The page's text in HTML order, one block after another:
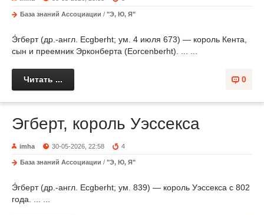
База знаний Ассоциации / "Э, Ю, Я"
Э́гберт (др.-англ. Ecgberht; ум. 4 июля 673) — король Кента,
сын и преемник Эрконберта (Eorcenberht). ... ...
0
Читать ...
Эгберт, король Уэссекса
imha 30-05-2026, 22:58 4
База знаний Ассоциации / "Э, Ю, Я"
Э́гберт (др.-англ. Ecgberht; ум. 839) — король Уэссекса с 802
года. ... ...